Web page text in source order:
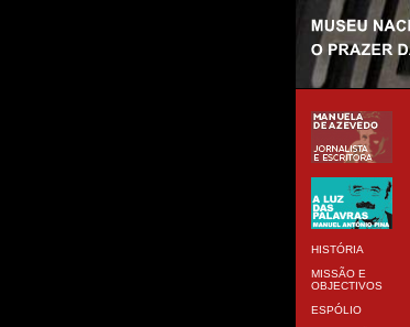
HISTÓRIA
MISSÃO E
OBJECTIVOS
ESPÓLIO